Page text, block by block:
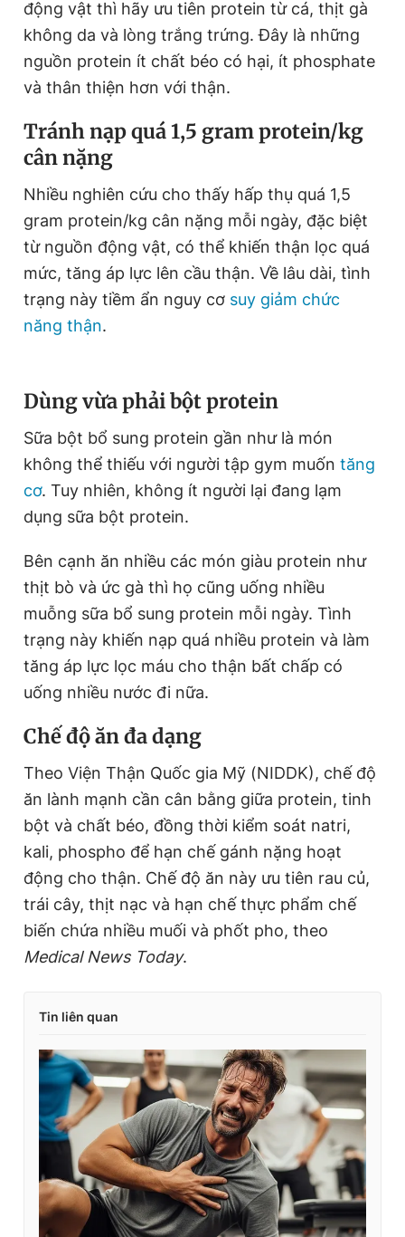
t
T
i
m
o
n
động vật thì hãy ưu tiên protein từ cá, thịt gà
không da và lòng trắng trứng. Đây là những
nguồn protein ít chất béo có hại, ít phosphate
và thân thiện hơn với thận.
Tránh nạp quá 1,5 gram protein/kg
cân nặng
Nhiều nghiên cứu cho thấy hấp thụ quá 1,5
gram protein/kg cân nặng mỗi ngày, đặc biệt
từ nguồn động vật, có thể khiến thận lọc quá
mức, tăng áp lực lên cầu thận. Về lâu dài, tình
trạng này tiềm ẩn nguy cơ suy giảm chức
năng thận.
Dùng vừa phải bột protein
Sữa bột bổ sung protein gần như là món
không thể thiếu với người tập gym muốn tăng
cơ. Tuy nhiên, không ít người lại đang lạm
dụng sữa bột protein.
Bên cạnh ăn nhiều các món giàu protein như
thịt bò và ức gà thì họ cũng uống nhiều
muỗng sữa bổ sung protein mỗi ngày. Tình
trạng này khiến nạp quá nhiều protein và làm
tăng áp lực lọc máu cho thận bất chấp có
uống nhiều nước đi nữa.
Chế độ ăn đa dạng
Theo Viện Thận Quốc gia Mỹ (NIDDK), chế độ
ăn lành mạnh cần cân bằng giữa protein, tinh
bột và chất béo, đồng thời kiểm soát natri,
kali, phospho để hạn chế gánh nặng hoạt
động cho thận. Chế độ ăn này ưu tiên rau củ,
trái cây, thịt nạc và hạn chế thực phẩm chế
biến chứa nhiều muối và phốt pho, theo
Medical News Today.
Tin liên quan